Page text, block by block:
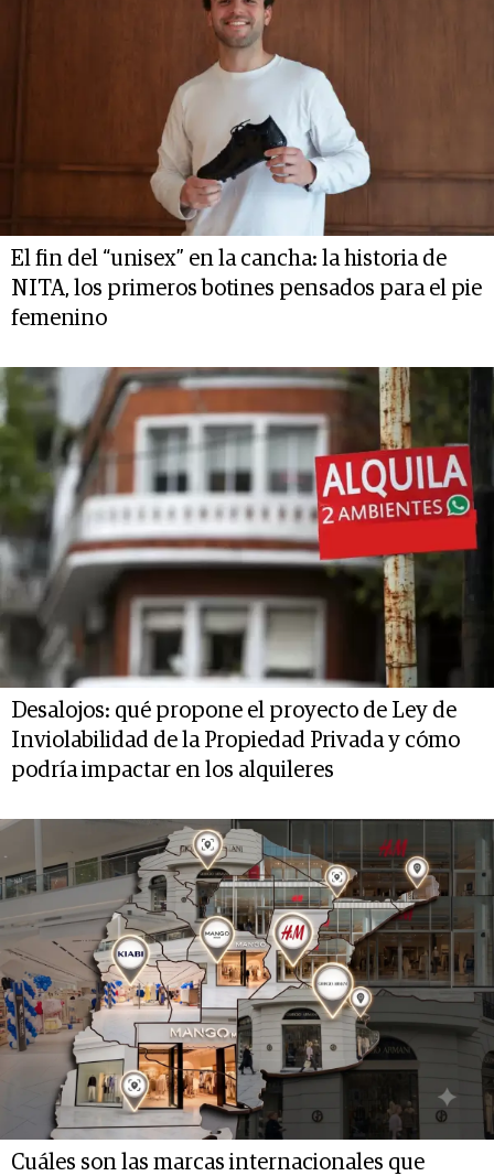
El fin del “unisex” en la cancha: la historia de
NITA, los primeros botines pensados para el pie
femenino
Desalojos: qué propone el proyecto de Ley de
Inviolabilidad de la Propiedad Privada y cómo
podría impactar en los alquileres
Cuáles son las marcas internacionales que